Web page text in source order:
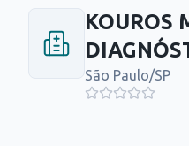
KOUROS
São Paulo/SP